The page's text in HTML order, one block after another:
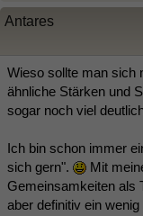
Antares
Wieso sollte man sich
ähnliche Stärken und
sogar noch viel
Ich bin schon immer
sich gern".
Mit
Gemeinsamkeiten als
aber definitiv ein